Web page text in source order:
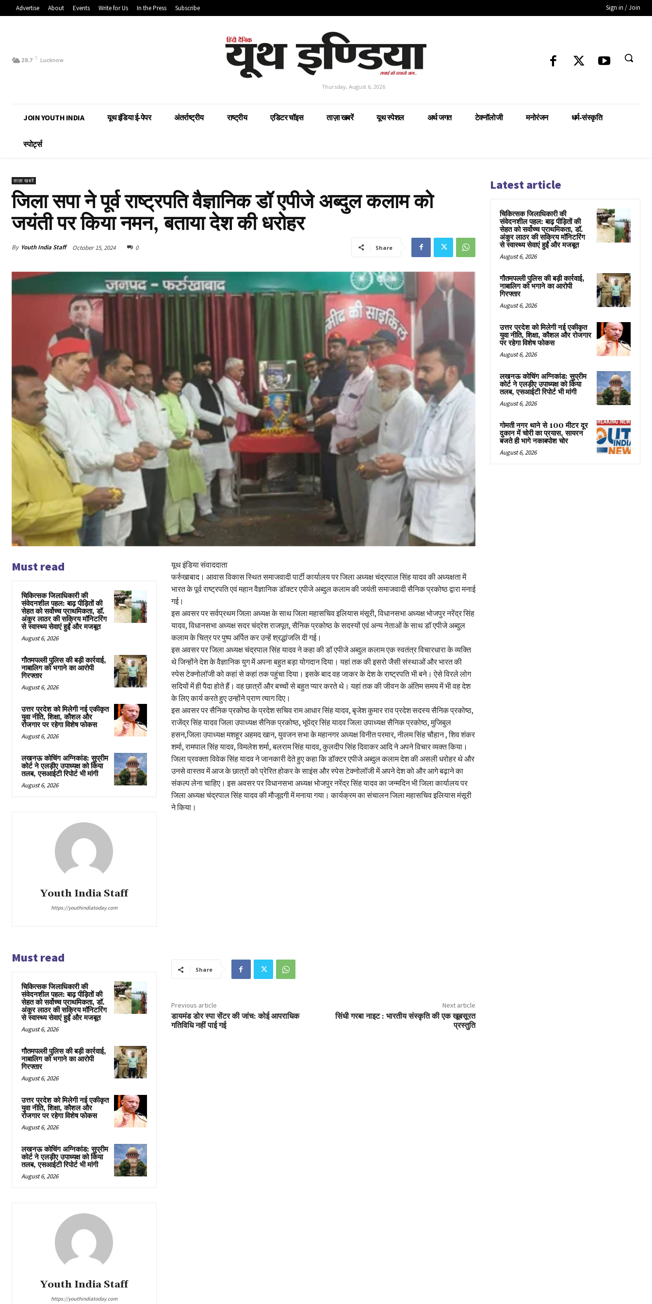
Advertise About Events Write for Us In the Press Subscribe Sign in / Join
28.7 C Lucknow
Thursday, August 6, 2026
JOIN YOUTH INDIA यूथ इंडिया ई-पेपर अंतर्राष्ट्रीय राष्ट्रीय एडिटर चॉइस ताज़ा खबरें यूथ स्पेशल अर्थ जगत टेक्नॉलोजी मनोरंजन धर्म-संस्कृति
स्पोर्ट्स
ताज़ा खबरें
जिला सपा ने पूर्व राष्ट्रपति वैज्ञानिक डॉ एपीजे अब्दुल कलाम को
जयंती पर किया नमन, बताया देश की धरोहर
By Youth India Staff October 15, 2024 0 Share
Must read
चिकित्सक जिलाधिकारी की
संवेदनशील पहल: बाढ़ पीड़ितों की
सेहत को सर्वोच्च प्राथमिकता, डॉ.
अंकुर लाठर की सक्रिय मॉनिटरिंग
से स्वास्थ्य सेवाएं हुईं और मजबूत
August 6, 2026
गौतमपल्ली पुलिस की बड़ी कार्रवाई,
नाबालिग को भगाने का आरोपी
गिरफ्तार
August 6, 2026
उत्तर प्रदेश को मिलेगी नई एकीकृत
युवा नीति, शिक्षा, कौशल और
रोजगार पर रहेगा विशेष फोकस
August 6, 2026
लखनऊ कोचिंग अग्निकांड: सुप्रीम
कोर्ट ने एलड़ीए उपाध्यक्ष को किया
तलब, एसआईटी रिपोर्ट भी मांगी
August 6, 2026
Youth India Staff
https://youthindiatoday.com
यूथ इंडिया संवाददाता
फर्रुखाबाद। आवास विकास स्थित समाजवादी पार्टी कार्यालय पर जिला अध्यक्ष चंद्रपाल सिंह यादव की अध्यक्षता में
भारत के पूर्व राष्ट्रपति एवं महान वैज्ञानिक डॉक्टर एपीजे अब्दुल कलाम की जयंती समाजवादी सैनिक प्रकोष्ठ द्वारा मनाई
गई।
इस अवसर पर सर्वप्रथम जिला अध्यक्ष के साथ जिला महासचिव इलियास मंसूरी, विधानसभा अध्यक्ष भोजपुर नरेंद्र सिंह
यादव, विधानसभा अध्यक्ष सदर चंद्रेश राजपूत, सैनिक प्रकोष्ठ के सदस्यों एवं अन्य नेताओं के साथ डॉ एपीजे अब्दुल
कलाम के चित्र पर पुष्प अर्पित कर उन्हें श्रद्धांजलि दी गई।
इस अवसर पर जिला अध्यक्ष चंद्रपाल सिंह यादव ने कहा की डॉ एपीजे अब्दुल कलाम एक स्वतंत्र विचारधारा के व्यक्ति
थे जिन्होंने देश के वैज्ञानिक युग में अपना बहुत बड़ा योगदान दिया। यहां तक की इसरो जैसी संस्थाओं और भारत की
स्पेस टेक्नोलॉजी को कहां से कहां तक पहुंचा दिया। इसके बाद वह जाकर के देश के राष्ट्रपति भी बने। ऐसे विरले लोग
सदियों में ही पैदा होते हैं। वह छात्रों और बच्चों से बहुत प्यार करते थे। यहां तक की जीवन के अंतिम समय में भी वह देश
के लिए कार्य करते हुए उन्होंने प्राण त्याग दिए।
इस अवसर पर सैनिक प्रकोष्ठ के प्रदेश सचिव राम आधार सिंह यादव, बृजेश कुमार राव प्रदेश सदस्य सैनिक प्रकोष्ठ,
राजेंद्र सिंह यादव जिला उपाध्यक्ष सैनिक प्रकोष्ठ, भूपेंद्र सिंह यादव जिला उपाध्यक्ष सैनिक प्रकोष्ठ, मुजिबुल
हसन,जिला उपाध्यक्ष मशहूर अहमद खान, युवजन सभा के महानगर अध्यक्ष विनीत परमार, नीलम सिंह चौहान , शिव शंकर
शर्मा, रामपाल सिंह यादव, विमलेश शर्मा, बलराम सिंह यादव, कुलदीप सिंह दिवाकर आदि ने अपने विचार व्यक्त किया।
जिला प्रवक्ता विवेक सिंह यादव ने जानकारी देते हुए कहा कि डॉक्टर एपीजे अब्दुल कलाम देश की असली धरोहर थे और
उनसे वास्तव में आज के छात्रों को प्रेरित होकर के साइंस और स्पेस टेक्नोलॉजी में अपने देश को और आगे बढ़ाने का
संकल्प लेना चाहिए। इस अवसर पर विधानसभा अध्यक्ष भोजपुर नरेंद्र सिंह यादव का जन्मदिन भी जिला कार्यालय पर
जिला अध्यक्ष चंद्रपाल सिंह यादव की मौजूदगी में मनाया गया। कार्यक्रम का संचालन जिला महासचिव इलियास मंसूरी
ने किया।
Must read
चिकित्सक जिलाधिकारी की
संवेदनशील पहल: बाढ़ पीड़ितों की
सेहत को सर्वोच्च प्राथमिकता, डॉ.
अंकुर लाठर की सक्रिय मॉनिटरिंग
से स्वास्थ्य सेवाएं हुईं और मजबूत
August 6, 2026
गौतमपल्ली पुलिस की बड़ी कार्रवाई,
नाबालिग को भगाने का आरोपी
गिरफ्तार
August 6, 2026
उत्तर प्रदेश को मिलेगी नई एकीकृत
युवा नीति, शिक्षा, कौशल और
रोजगार पर रहेगा विशेष फोकस
August 6, 2026
लखनऊ कोचिंग अग्निकांड: सुप्रीम
कोर्ट ने एलड़ीए उपाध्यक्ष को किया
तलब, एसआईटी रिपोर्ट भी मांगी
August 6, 2026
Youth India Staff
https://youthindiatoday.com
Share
Previous article
डायमंड डोर स्पा सेंटर की जांच: कोई आपराधिक
गतिविधि नहीं पाई गई
Next article
सिंधी गरबा नाइट : भारतीय संस्कृति की एक खूबसूरत
प्रस्तुति
Latest article
चिकित्सक जिलाधिकारी की
संवेदनशील पहल: बाढ़ पीड़ितों की
सेहत को सर्वोच्च प्राथमिकता, डॉ.
अंकुर लाठर की सक्रिय मॉनिटरिंग
से स्वास्थ्य सेवाएं हुईं और मजबूत
August 6, 2026
गौतमपल्ली पुलिस की बड़ी कार्रवाई,
नाबालिग को भगाने का आरोपी
गिरफ्तार
August 6, 2026
उत्तर प्रदेश को मिलेगी नई एकीकृत
युवा नीति, शिक्षा, कौशल और रोजगार
पर रहेगा विशेष फोकस
August 6, 2026
लखनऊ कोचिंग अग्निकांड: सुप्रीम
कोर्ट ने एलड़ीए उपाध्यक्ष को किया
तलब, एसआईटी रिपोर्ट भी मांगी
August 6, 2026
गोमती नगर थाने से 100 मीटर दूर
दुकान में चोरी का प्रयास, सायरन
बजते ही भागे नकाबपोश चोर
August 6, 2026